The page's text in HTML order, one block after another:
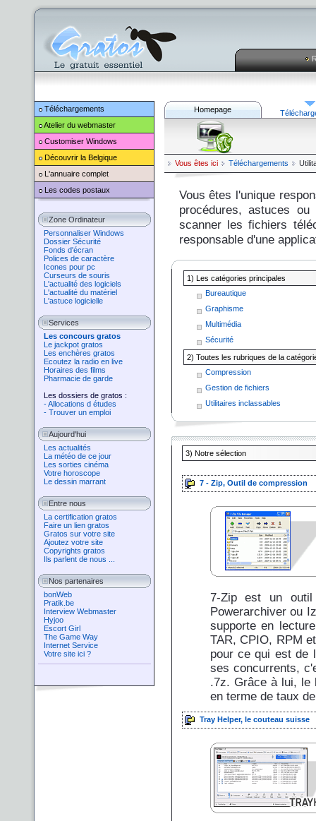
Téléchargements
Atelier du webmaster
Customiser Windows
Découvrir la Belgique
L'annuaire complet
Les codes postaux
Zone Ordinateur
Personnaliser Windows
Dossier Sécurité
Fonds d'écran
Polices de caractère
Icones pour pc
Curseurs de souris
L'actualité des logiciels
L'actualité du matériel
L'astuce logicielle
Services
Les concours gratos
Le jackpot gratos
Les enchères gratos
Ecoutez la radio en live
Horaires des films
Pharmacie de garde
Les dossiers de gratos :
- Allocations d études
- Trouver un emploi
Aujourd'hui
Les actualités
La météo de ce jour
Les sorties cinéma
Votre horoscope
Le dessin marrant
Entre nous
La certification gratos
Faire un lien gratos
Gratos sur votre site
Ajoutez votre site
Copyrights gratos
Ils parlent de nous ...
Nos partenaires
bonWeb
Pratik.be
Interview Webmaster
Hyjoo
Escort Girl
The Game Way
Internet Service
Votre site ici ?
Homepage
Vous êtes ici Téléchargements
Vous êtes l'unique
procédures, astuces
scanner les fichiers
responsable d'une
1) Les catégories principales
Bureautique
Graphisme
Multimédia
Sécurité
2) Toutes les rubriques de la
Compression
Gestion de fichiers
Utilitaires inclassables
3) Notre sélection
7 - Zip, Outil de compression
7-Zip est un outil
Powerarchiver ou
supporte en
TAR, CPIO, RPM
pour ce qui est de
ses concurrents,
.7z. Grâce à lui, le
en terme de taux
Tray Helper, le couteau suisse